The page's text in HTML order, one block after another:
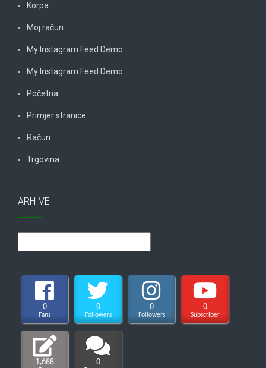
Korpa
Moj račun
My Instagram Feed Demo
My Instagram Feed Demo
Početna
Primjer stranice
Račun
Trgovina
ARHIVE
0
Fans
0
Followers
0
Followers
0
Subscriber
1,688 0